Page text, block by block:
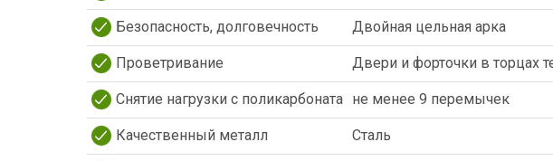
Безопасность, долговечность Двойная цельная арка
Проветривание Двери и форточки в торцах
Снятие нагрузки с поликарбоната не менее 9 перемычек
Качественный металл Сталь